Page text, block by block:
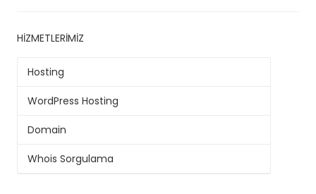
HIZMETLERIMIZ
Hosting
WordPress Hosting
Domain
Whois Sorgulama